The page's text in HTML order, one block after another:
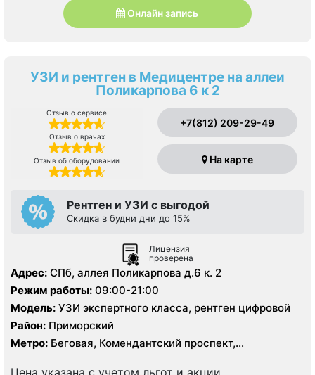
Онлайн запись
УЗИ и рентген в Медицентре на аллеи
Поликарпова 6 к 2
Отзыв о сервисе
Отзыв о врачах
Отзыв об оборудовании
+7(812) 209-29-49
На карте
Рентген и УЗИ с выгодой
Скидка в будни дни до 15%
Лицензия
проверена
Адрес: СПб, аллея Поликарпова д.6 к. 2
Режим работы: 09:00-21:00
Модель: УЗИ экспертного класса, рентген цифровой
Район: Приморский
Метро: Беговая, Комендантский проспект,
Цена указана с учетом льгот и акции